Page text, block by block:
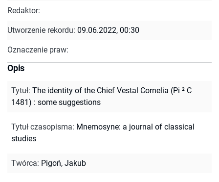
Redaktor:
Utworzenie rekordu: 09.06.2022, 00:30
Oznaczenie praw:
Opis
Tytuł: The identity of the Chief Vestal Cornelia (Pi ² C
1481) : some suggestions
Tytuł czasopisma: Mnemosyne: a journal of classical
studies
Twórca: Pigoń, Jakub